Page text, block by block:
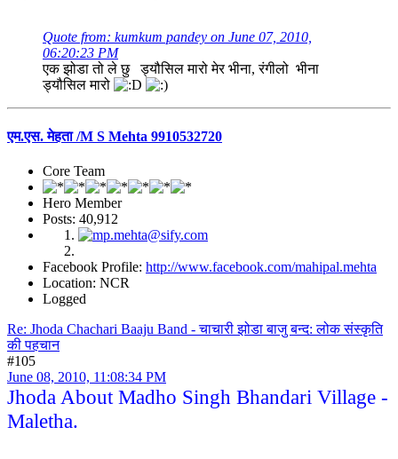
Quote from: kumkum pandey on June 07, 2010,
06:20:23 PM
एक झोडा तो ले छु ड्यौसिल मारो मेर भीना, रंगीलो भीना
ड्यौसिल मारो
एम.एस. मेहता /M S Mehta 9910532720
Core Team
Hero Member
Posts: 40,912
Facebook Profile: http://www.facebook.com/mahipal.mehta
Location: NCR
Logged
Re: Jhoda Chachari Baaju Band - चाचारी झोडा बाजु बन्द: लोक संस्कृति
की पहचान
#105
June 08, 2010, 11:08:34 PM
Jhoda About Madho Singh Bhandari Village -
Maletha.